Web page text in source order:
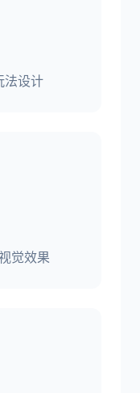
法设计
觉效果